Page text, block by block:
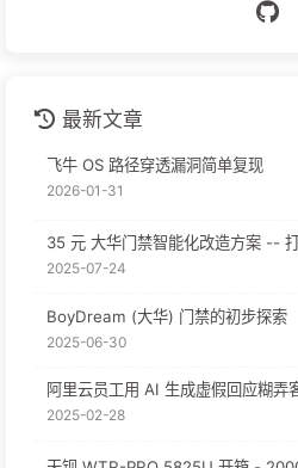
最新文章
飞牛 OS 路径穿透漏洞简单复现
2026-01-31
35 元 大华门禁智能化改造方案 --
2025-07-24
BoyDream (大华) 门禁的初步探索
2025-06-30
阿里云员工用 AI 生成虚假回应糊弄
2025-02-28